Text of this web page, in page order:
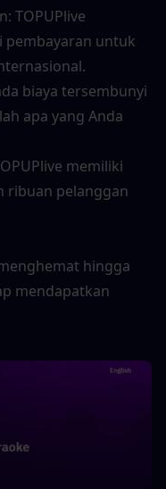
TOPUPlive
pembayaran untuk
biaya tersembunyi
apa yang Anda
memiliki
ribuan pelanggan
hingga
mendapatkan